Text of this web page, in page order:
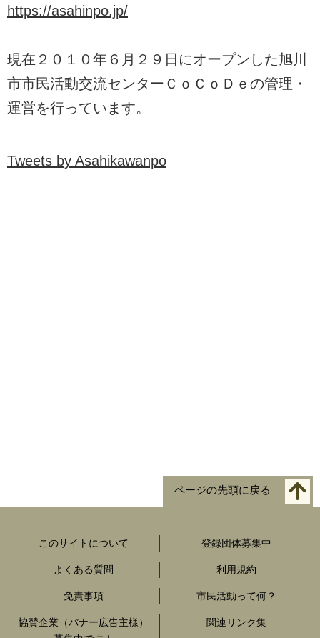
https://asahinpo.jp/
現在２０１０年６月２９日にオープンした旭川
市市民活動交流センターＣｏＣｏＤｅの管理・
運営を行っています。
Tweets by Asahikawanpo
ページの先頭に戻る
このサイトについて 登録団体募集中
よくある質問 利用規約
免責事項 市民活動って何？
協賛企業（バナー広告主様）
関連リンク集